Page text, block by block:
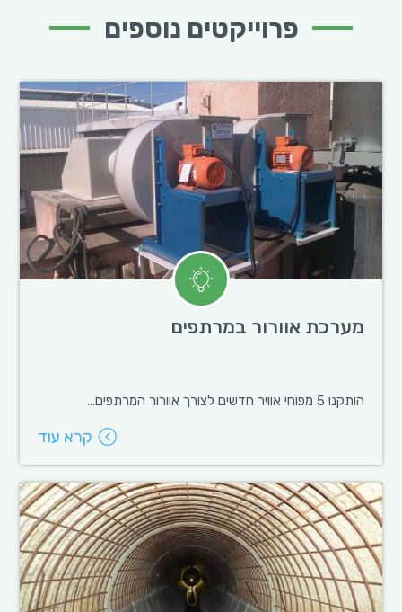
פרוייקטים נוספים
מערכת אוורור במרתפים
הותקנו 5 מפוחי אוויר חדשים לצורך אוורור המרתפים...
קרא עוד